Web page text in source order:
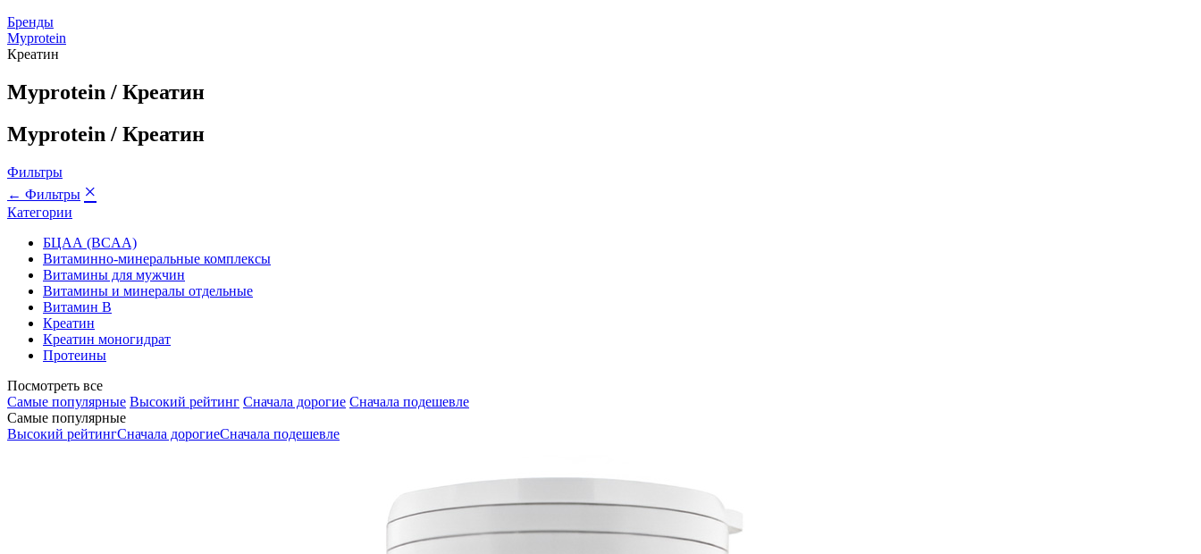
Бренды
Myprotein
Креатин
Myprotein / Креатин
Myprotein / Креатин
Фильтры
← Фильтры ×
Категории
БЦАА (BCAA)
Витаминно-минеральные комплексы
Витамины для мужчин
Витамины и минералы отдельные
Витамин B
Креатин
Креатин моногидрат
Протеины
Посмотреть все
Самые популярные Высокий рейтинг Сначала дорогие Сначала подешевле
Самые популярные
Высокий рейтингСначала дорогиеСначала подешевле